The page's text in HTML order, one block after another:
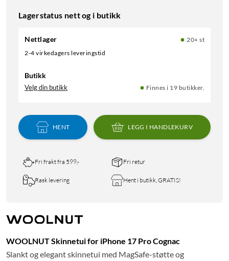
Lagerstatus nett og i butikk
Nettlager
20+ st
2-4 virkedagers leveringstid
Butikk
Velg din butikk Finnes i 19 butikker.
HENT LEGG I HANDLEKURV
Fri frakt fra 599,- Fri retur
Rask levering Hent i butikk, GRATIS!
WOOLNUT Skinnetui for iPhone 17 Pro Cognac
Slankt og elegant skinnetui med MagSafe-støtte og